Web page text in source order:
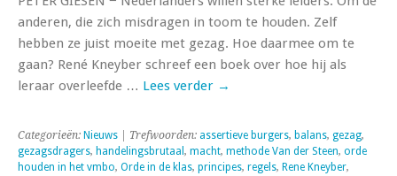
anderen, die zich misdragen in toom te houden. Zelf
hebben ze juist moeite met gezag. Hoe daarmee om te
gaan? René Kneyber schreef een boek over hoe hij als
leraar overleefde … Lees verder →
Categorieën: Nieuws | Trefwoorden: assertieve burgers, balans, gezag,
gezagsdragers, handelingsbrutaal , macht, methode Van der Steen, orde
houden in het vmbo, Orde in de klas, principes, regels, Rene Kneyber,